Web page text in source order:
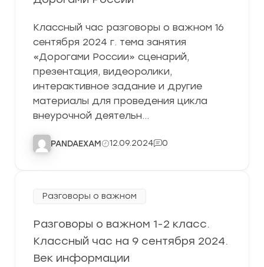
Классный час разговоры о важном 16
сентября 2024 г. тема занятия
«Дорогами России» сценарий,
презентация, видеоролики,
интерактивное задание и другие
материалы для проведения цикла
внеурочной деятельн…
PANDAEXAM 12.09.2024 0
Разговоры о важном
Разговоры о важном 1-2 класс.
Классный час на 9 сентября 2024.
Век информации